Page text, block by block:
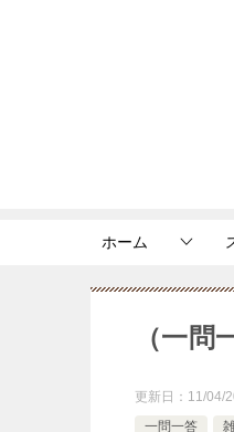
ホーム
（一
更新日： 11/04/
一問一答